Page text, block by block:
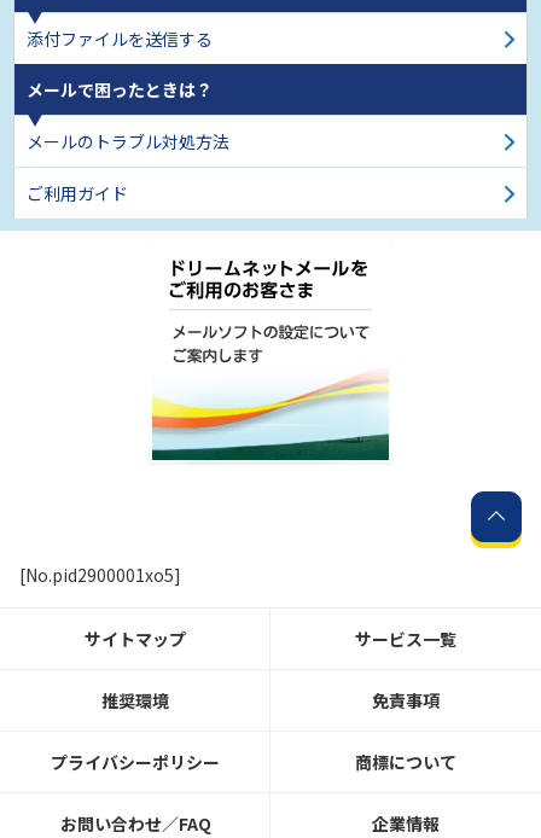
添付ファイルを送信する
メールで困ったときは？
メールのトラブル対処方法
ご利用ガイド
[No.pid2900001xo5]
サイトマップ サービス一覧
推奨環境 免責事項
プライバシーポリシー 商標について
お問い合わせ／FAQ 企業情報